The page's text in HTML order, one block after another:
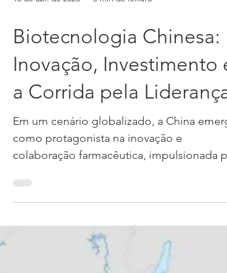
16 de abr. de 2025 3 min de leitura
Biotecnologia Chinesa:
Inovação, Investimento e
a Corrida pela Liderança.
Em um cenário globalizado, a China